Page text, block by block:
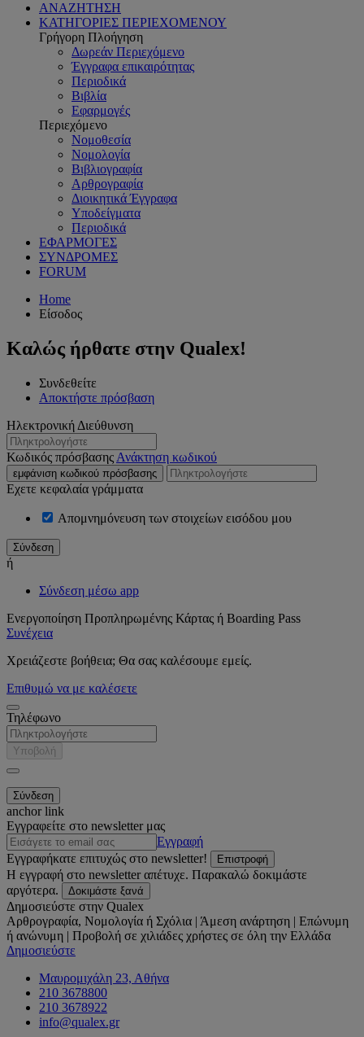
ΑΝΑΖΗΤΗΣΗ
ΚΑΤΗΓΟΡΙΕΣ ΠΕΡΙΕΧΟΜΕΝΟΥ
Γρήγορη Πλοήγηση
Δωρεάν Περιεχόμενο
Έγγραφα επικαιρότητας
Περιοδικά
Βιβλία
Εφαρμογές
Περιεχόμενο
Νομοθεσία
Νομολογία
Βιβλιογραφία
Αρθρογραφία
Διοικητικά Έγγραφα
Υποδείγματα
Περιοδικά
ΕΦΑΡΜΟΓΕΣ
ΣΥΝΔΡΟΜΕΣ
FORUM
Home
Είσοδος
Καλώς ήρθατε στην Qualex!
Συνδεθείτε
Αποκτήστε πρόσβαση
Ηλεκτρονική Διεύθυνση
Κωδικός πρόσβασης Ανάκτηση κωδικού
εμφάνιση κωδικού πρόσβασης
Εχετε κεφαλαία γράμματα
Απομνημόνευση των στοιχείων εισόδου μου
ή
Σύνδεση μέσω app
Ενεργοποίηση Προπληρωμένης Κάρτας ή Boarding Pass
Συνέχεια
Χρειάζεστε βοήθεια; Θα σας καλέσουμε εμείς.
Επιθυμώ να με καλέσετε
Τηλέφωνο
Υποβολή
anchor link
Εγγραφείτε στο newsletter μας
Εγγραφή
Εγγραφήκατε επιτυχώς στο newsletter!
Επιστροφή
Η εγγραφή στο newsletter απέτυχε. Παρακαλώ δοκιμάστε
αργότερα.
Δοκιμάστε ξανά
Δημοσιεύστε στην Qualex
Αρθρογραφία, Νομολογία ή Σχόλια | Άμεση ανάρτηση | Επώνυμη
ή ανώνυμη | Προβολή σε χιλιάδες χρήστες σε όλη την Ελλάδα
Δημοσιεύστε
Μαυρομιχάλη 23, Αθήνα
210 3678800
210 3678922
info@qualex.gr